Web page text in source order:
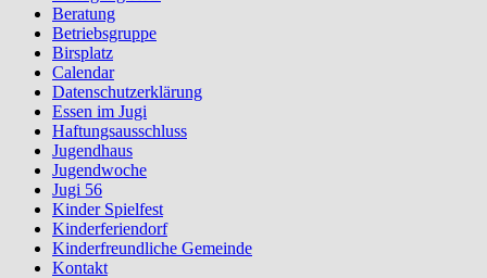
Beratung
Betriebsgruppe
Birsplatz
Calendar
Datenschutzerklärung
Essen im Jugi
Haftungsausschluss
Jugendhaus
Jugendwoche
Jugi 56
Kinder Spielfest
Kinderferiendorf
Kinderfreundliche Gemeinde
Kontakt